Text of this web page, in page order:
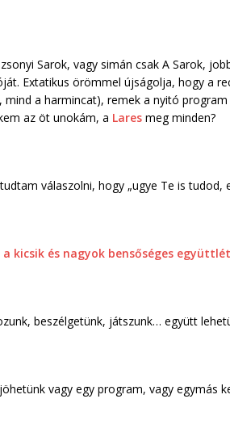
Sarok, vagy simán csak A Sarok,
Extatikus örömmel újságolja, hogy a
mind a harmincat), remek a nyitó
az öt unokám, a Lares meg minden?
válaszolni, hogy „ugye Te is
kicsik és nagyok bensőséges
beszélgetünk, játszunk… együtt
vagy egy program, vagy egymás